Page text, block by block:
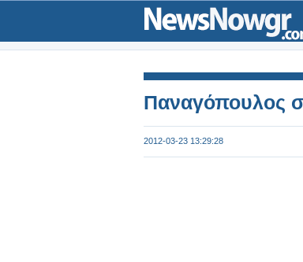
Παναγόπουλος
2012-03-23 13:29:28